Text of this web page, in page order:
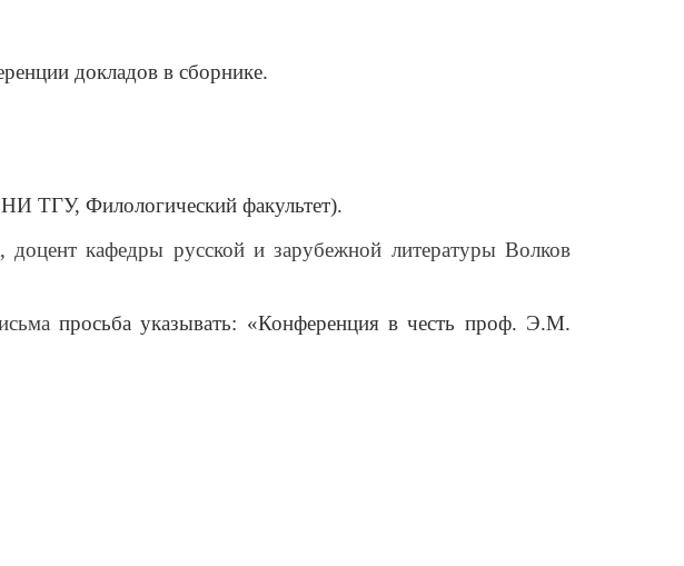
докладов в сборнике.
ТГУ, Филологический факультет).
доцент кафедры русской и зарубежной литературы Волков
просьба указывать: «Конференция в честь проф. Э.М.